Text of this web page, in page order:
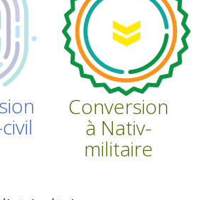
Conversion
à Nativ-
militaire